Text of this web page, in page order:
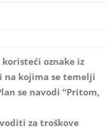
oznake iz
na kojima se temelji
se navodi “Pritom,
za troškove